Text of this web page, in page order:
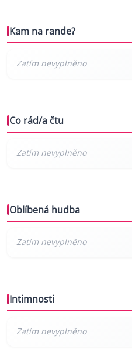
Kam na rande?
Co rád/a čtu
Oblíbená hudba
Intimnosti